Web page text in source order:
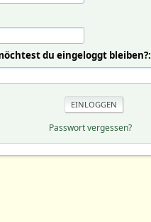
du eingeloggt bleiben?:
Passwort vergessen?